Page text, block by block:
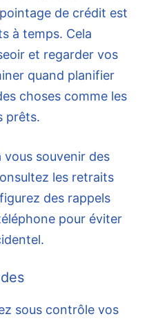
de crédit est
à temps. Cela
et regarder vos
quand planifier
choses comme les
prêts.
vous souvenir des
les retraits
des rappels
pour éviter
sous contrôle vos